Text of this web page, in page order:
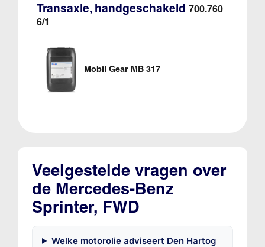
Transaxle, handgeschakeld 700.760
6/1
Mobil Gear MB 317
Veelgestelde vragen over
de Mercedes-Benz
Sprinter, FWD
Welke motorolie adviseert Den Hartog